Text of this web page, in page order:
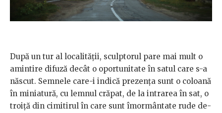
După un tur al localităţii, sculptorul pare mai mult o
amintire difuză decât o oportunitate în satul care s-a
născut. Semnele care-i indică prezența sunt o coloană
în miniatură, cu lemnul crăpat, de la intrarea în sat, o
troiţă din cimitirul în care sunt îmormântate rude de-